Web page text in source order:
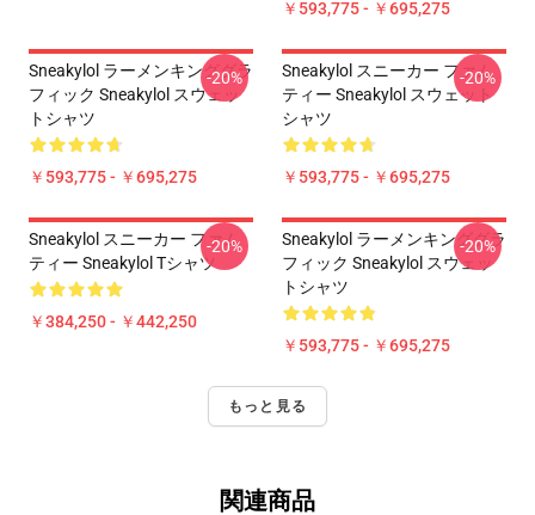
￥593,775 - ￥695,275
Sneakylol ラーメンキンググラ
フィック Sneakylol スウェッ
トシャツ
￥593,775 - ￥695,275
-20%
Sneakylol スニーカー ファム
ティー Sneakylol スウェット
シャツ
￥593,775 - ￥695,275
-20%
Sneakylol スニーカー ファム
ティー Sneakylol Tシャツ
￥384,250 - ￥442,250
-20%
Sneakylol ラーメンキンググラ
フィック Sneakylol スウェッ
トシャツ
￥593,775 - ￥695,275
-20%
もっと見る
関連商品